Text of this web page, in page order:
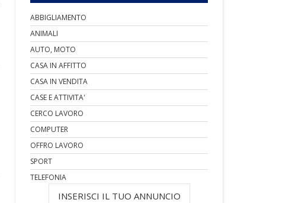
ABBIGLIAMENTO
ANIMALI
AUTO, MOTO
CASA IN AFFITTO
CASA IN VENDITA
CASE E ATTIVITA'
CERCO LAVORO
COMPUTER
OFFRO LAVORO
SPORT
TELEFONIA
INSERISCI IL TUO ANNUNCIO